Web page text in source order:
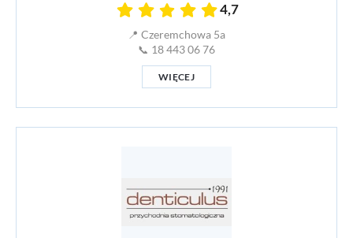
4,7
📍 Czeremchowa 5a
📞 18 443 06 76
WIĘCEJ